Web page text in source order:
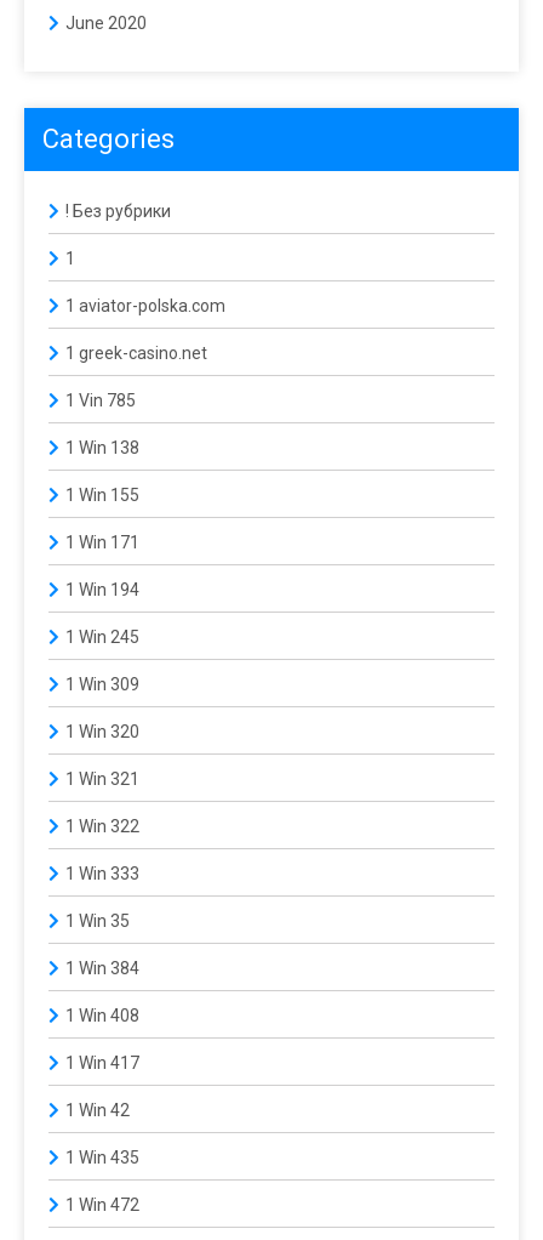
June 2020
Categories
! Без рубрики
1
1 aviator-polska.com
1 greek-casino.net
1 Vin 785
1 Win 138
1 Win 155
1 Win 171
1 Win 194
1 Win 245
1 Win 309
1 Win 320
1 Win 321
1 Win 322
1 Win 333
1 Win 35
1 Win 384
1 Win 408
1 Win 417
1 Win 42
1 Win 435
1 Win 472